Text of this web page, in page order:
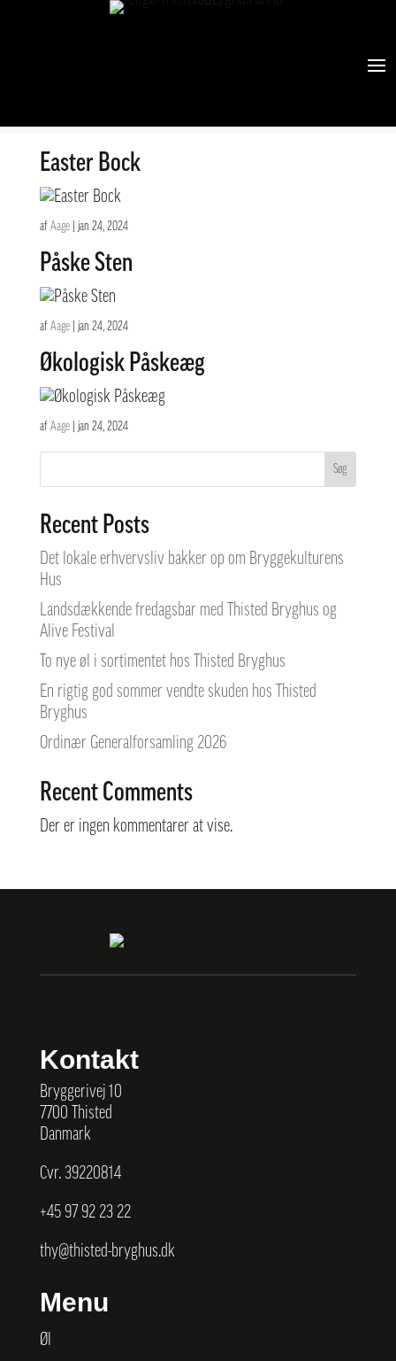
afvizuall|feb 20, 2024
Easter Bock
af Aage| jan 24, 2024
Påske Sten
af Aage| jan 24, 2024
Økologisk Påskeæg
af Aage| jan 24, 2024
Søg
Recent Posts
Det lokale erhvervsliv bakker op om Bryggekulturens
Hus
Landsdækkende fredagsbar med Thisted Bryghus og
Alive Festival
To nye øl i sortimentet hos Thisted Bryghus
En rigtig god sommer vendte skuden hos Thisted
Bryghus
Ordinær Generalforsamling 2026
Recent Comments
Der er ingen kommentarer at vise.
Kontakt
Bryggerivej 10
7700 Thisted
Danmark
Cvr. 39220814
+45 97 92 23 22
thy@thisted-bryghus.dk
Menu
Øl